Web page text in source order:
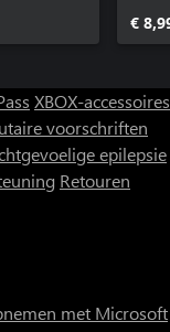
€
XBOX-accessoires
voorschriften
epilepsie
Retouren
met Microsoft